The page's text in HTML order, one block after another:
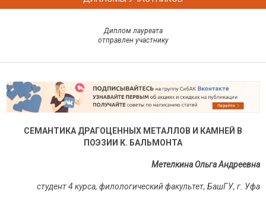
Диплом лауреата
отправлен участнику
СЕМАНТИКА ДРАГОЦЕННЫХ МЕТАЛЛОВ И КАМНЕЙ В
ПОЭЗИИ К. БАЛЬМОНТА
Метелкина Ольга Андреевна
студент 4 курса, филологический факультет, БашГУ, г. Уфа